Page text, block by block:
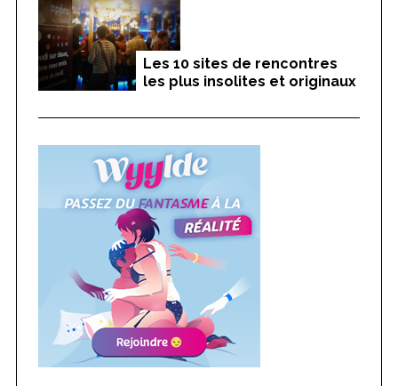
Les 10 sites de rencontres
les plus insolites et originaux